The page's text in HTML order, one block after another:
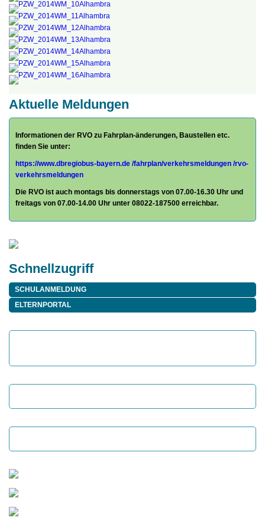
Aktuelle Meldungen
Informationen der RVO zu Fahrplan-änderungen, Baustellen etc.
finden Sie unter:
https://www.dbregiobus-bayern.de /fahrplan/verkehrsmeldungen /rvo-
verkehrsmeldungen
Die RVO ist auch montags bis donnerstags von 07.00-16.30 Uhr und
freitags von 07.00-14.00 Uhr unter 08022-187500 erreichbar.
Schnellzugriff
SCHULANMELDUNG
ELTERNPORTAL